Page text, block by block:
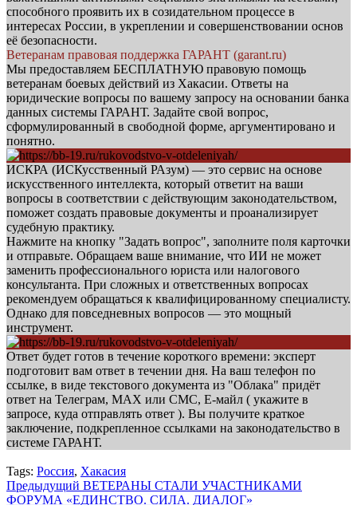
способного проявить их в созидательном процессе в
интересах России, в укреплении и совершенствовании основ
её безопасности.
Ветеранам правовая поддержка ГАРАНТ (garant.ru)
Мы предоставляем БЕСПЛАТНУЮ правовую помощь
ветеранам боевых действий из Хакасии. Ответы на
юридические вопросы по вашему запросу на основании банка
данных системы ГАРАНТ. Задайте свой вопрос,
сформулированный в свободной форме, аргументировано и
понятно.
ИСКРА (ИСКусственный РАзум) — это сервис на основе
искусственного интеллекта, который ответит на ваши
вопросы в соответствии с действующим законодательством,
поможет создать правовые документы и проанализирует
судебную практику.
Нажмите на кнопку "Задать вопрос", заполните поля карточки
и отправьте. Обращаем ваше внимание, что ИИ не может
заменить профессионального юриста или налогового
консультанта. При сложных и ответственных вопросах
рекомендуем обращаться к квалифицированному специалисту.
Однако для повседневных вопросов — это мощный
инструмент.
Ответ будет готов в течение короткого времени: эксперт
подготовит вам ответ в течении дня. На ваш телефон по
ссылке, в виде текстового документа из "Облака" придёт
ответ на Телеграм, МАХ или СМС, Е-майл ( укажите в
запросе, куда отправлять ответ ). Вы получите краткое
заключение, подкрепленное ссылками на законодательство в
системе ГАРАНТ.
Tags: Россия, Хакасия
Навигация
Предыдущий ВЕТЕРАНЫ СТАЛИ УЧАСТНИКАМИ
ФОРУМА «ЕДИНСТВО. СИЛА. ДИАЛОГ»